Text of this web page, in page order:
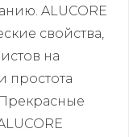
ALUCORE
свойства,
на
простота